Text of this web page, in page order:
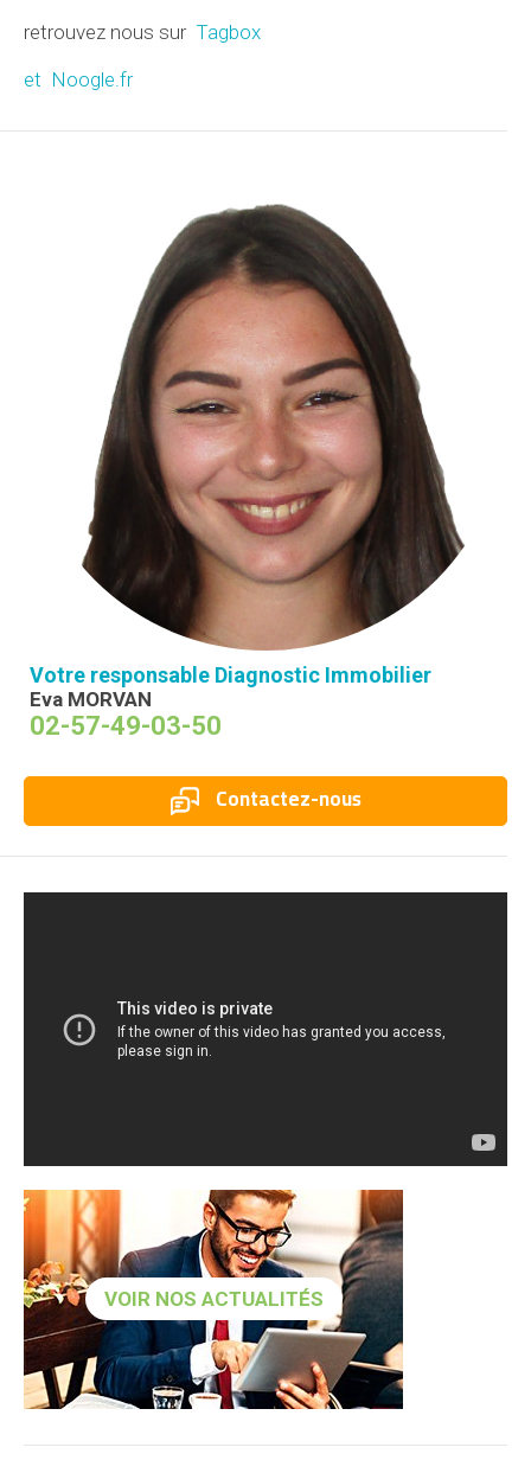
retrouvez nous sur Tagbox
et Noogle.fr
Votre responsable Diagnostic Immobilier
Eva MORVAN
02-57-49-03-50
Contactez-nous
VOIR NOS ACTUALITÉS